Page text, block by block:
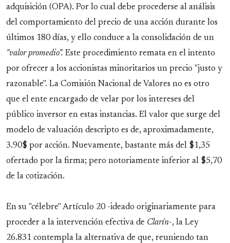
adquisición (OPA). Por lo cual debe procederse al análisis
del comportamiento del precio de una acción durante los
últimos 180 días, y ello conduce a la consolidación de un
"valor promedio". Este procedimiento remata en el intento
por ofrecer a los accionistas minoritarios un precio "justo y
razonable". La Comisión Nacional de Valores no es otro
que el ente encargado de velar por los intereses del
público inversor en estas instancias. El valor que surge del
modelo de valuación descripto es de, aproximadamente,
3.90$ por acción. Nuevamente, bastante más del $1,35
ofertado por la firma; pero notoriamente inferior al $5,70
de la cotización.
En su "célebre" Artículo 20 -ideado originariamente para
proceder a la intervención efectiva de Clarín-, la Ley
26.831 contempla la alternativa de que, reuniendo tan